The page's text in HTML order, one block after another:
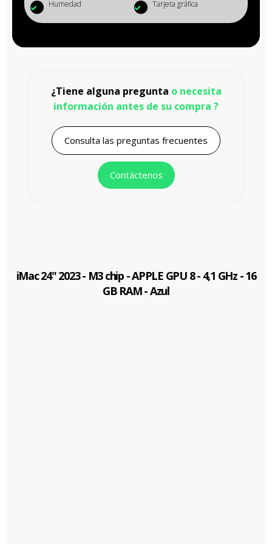
Humedad
Tarjeta gráfica
¿Tiene alguna pregunta o necesita
información antes de su compra ?
Consulta las preguntas frecuentes
Contáctenos
iMac 24" 2023 - M3 chip - APPLE GPU 8 - 4,1 GHz - 16
GB RAM - Azul